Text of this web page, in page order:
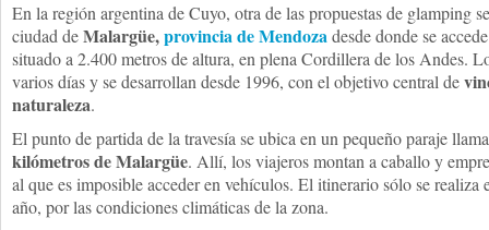
En la región argentina de Cuyo, otra de las propuestas de glamping
ciudad deMalargüe,provincia de Mendozadesde donde se
situado a 2.400 metros de altura, en plena Cordillera de los Andes.
varios días y se desarrollan desde 1996, con el objetivo central de
naturaleza.
El punto de partida de la travesía se ubica en un pequeño paraje
kilómetros de Malargüe. Allí, los viajeros montan a caballo y
al que es imposible acceder en vehículos. El itinerario sólo se realiza
año, por las condiciones climáticas de la zona.